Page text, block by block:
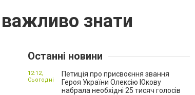
знати
Останні новини
Петиція про присвоєння звання
Героя України Олексію Юкову
набрала необхідні 25 тисяч голосів
12:12,
Сьогодні